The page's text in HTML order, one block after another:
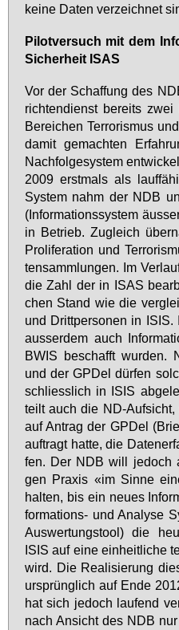
kei­ne Da­ten ver­zeich­net
Pi­lot­ver­such mit dem
Si­cher­heit ISAS
Vor der Schaf­fung des
rich­ten­dienst be­reits
Be­rei­chen Ter­ro­ris­mus
da­mit ge­mach­ten
Nach­fol­ge­sys­tem
2009 erst­mals als
Sys­tem nahm der NDB
(In­for­ma­ti­ons­sys­tem
in Be­trieb. Zu­gleich
Pro­li­fe­ra­ti­on und
ten­samm­lun­gen. Im
die Zahl der in ISAS
chen Stand wie die
und Dritt­per­so­nen in
aus­ser­dem auch
BWIS be­schafft wur­den.
und der GPDel dür­fen
schliess­lich in ISIS
teilt auch die ND-
auf An­trag der GPDel
auf­tragt hat­te, die
fen. Der NDB will je­doch
gen Pra­xis «im Sin­ne
hal­ten, bis ein neu­es
for­ma­ti­ons- und Ana­ly­se
Aus­wer­tungs­tool) die
ISIS auf ei­ne ein­heit­li­che
wird. Die Rea­li­sie­rung
ur­sprüng­lich auf En­de
hat sich je­doch lau­fend
nach An­sicht des NDB